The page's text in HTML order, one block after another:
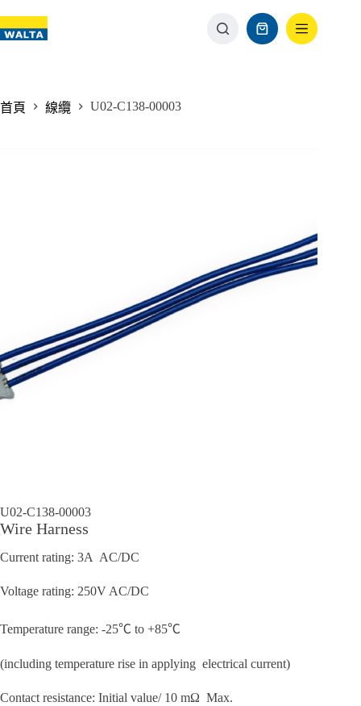
首頁 線纜 U02-C138-00003
U02-C138-00003
Wire Harness
Current rating: 3A AC/DC
Voltage rating: 250V AC/DC
Temperature range: -25℃ to +85℃
(including temperature rise in applying electrical current)
Contact resistance: Initial value/ 10 mΩ Max.